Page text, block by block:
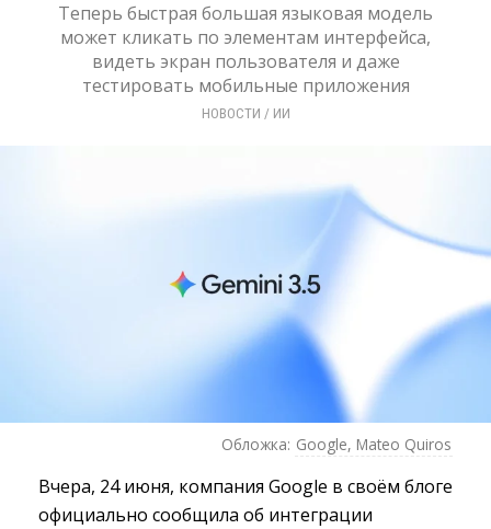
Теперь быстрая большая языковая модель
может кликать по элементам интерфейса,
видеть экран пользователя и даже
тестировать мобильные приложения
НОВОСТИ / ИИ
Обложка: Google, Mateo Quiros
Вчера, 24 июня, компания Google в своём блоге
официально сообщила об интеграции